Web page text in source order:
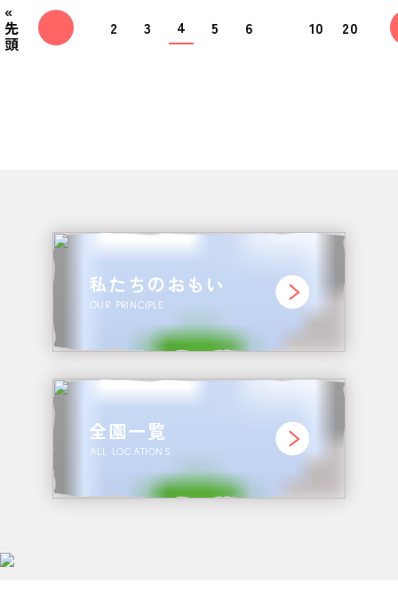
«
先
頭
2 3 4 5 6 10 20
私たちのおもい
OUR PRINCIPLE
全園一覧
ALL LOCATIONS